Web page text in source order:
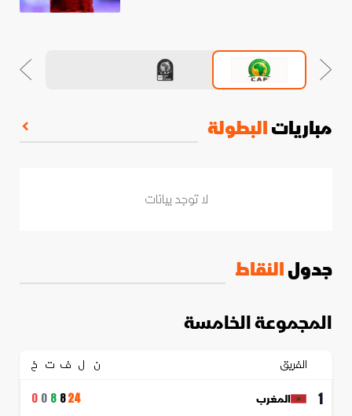
مبارياتالبطولة
لا توجد بيانات
جدولالنقاط
المجموعة الخامسة
الفريق ن ل ف ت خ
1 المغرب 24
8
8
0
0